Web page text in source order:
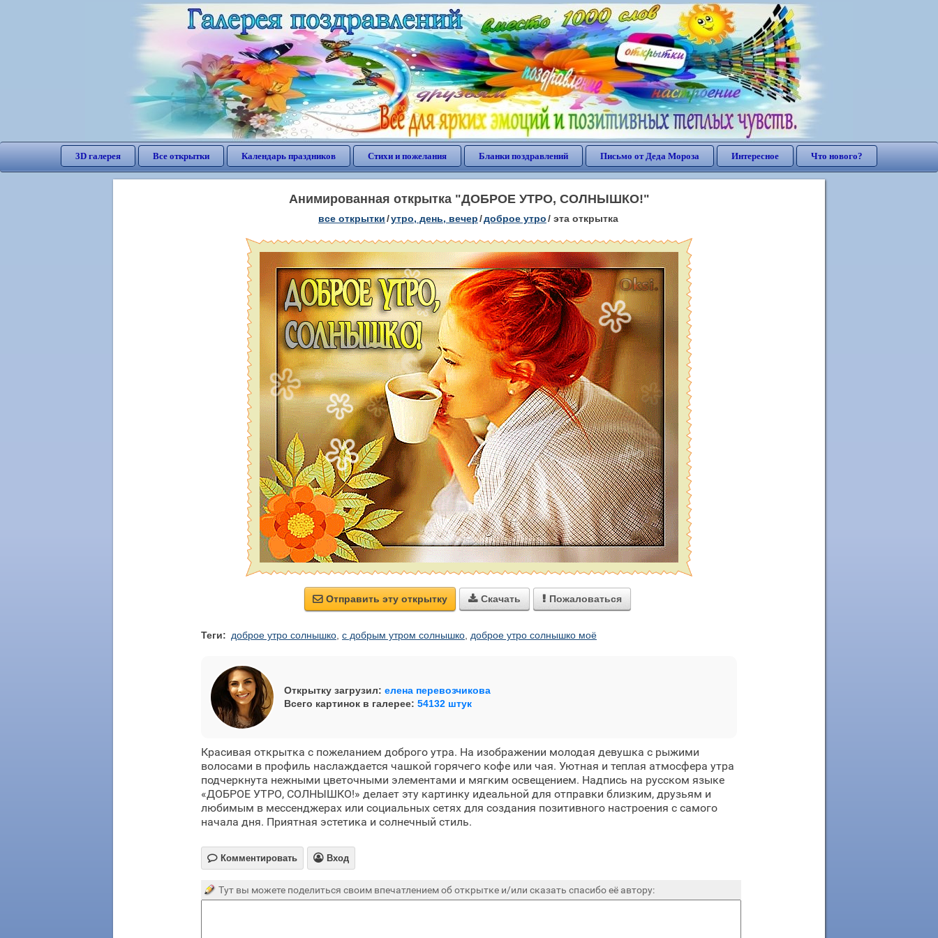
3D галерея Все открытки Календарь праздников Стихи и пожелания Бланки поздравлений Письмо от Деда Мороза Интересное Что нового?
Анимированная открытка "ДОБРОЕ УТРО, СОЛНЫШКО!"
все открытки/утро, день, вечер/доброе утро/ эта открытка
 Отправить эту открытку  Скачать  Пожаловаться
Теги: доброе утро солнышко с добрым утром солнышко доброе утро солнышко моё
Открытку загрузил: елена перевозчикова
Всего картинок в галерее: 54132 штук
Красивая открытка с пожеланием доброго утра. На изображении молодая девушка с рыжими
волосами в профиль наслаждается чашкой горячего кофе или чая. Уютная и теплая атмосфера утра
подчеркнута нежными цветочными элементами и мягким освещением. Надпись на русском языке
«ДОБРОЕ УТРО, СОЛНЫШКО!» делает эту картинку идеальной для отправки близким, друзьям и
любимым в мессенджерах или социальных сетях для создания позитивного настроения с самого
начала дня. Приятная эстетика и солнечный стиль.
 Комментировать  Вход
Тут вы можете поделиться своим впечатлением об открытке и/или сказать спасибо её автору: